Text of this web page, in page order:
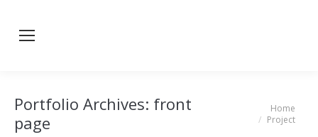
Portfolio Archives: front
page
You are here:Home
Project